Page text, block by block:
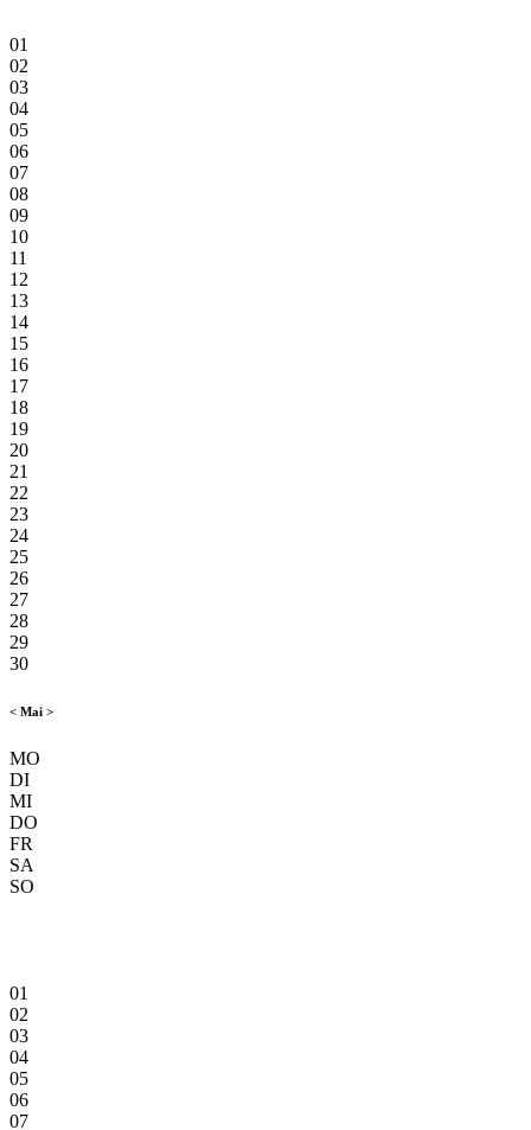
01
02
03
04
05
06
07
08
09
10
11
12
13
14
15
16
17
18
19
20
21
22
23
24
25
26
27
28
29
30
< Mai >
MO
DI
MI
DO
FR
SA
SO
01
02
03
04
05
06
07